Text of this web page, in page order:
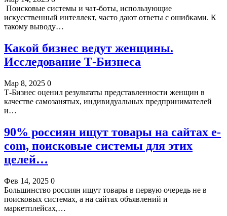
Поисковые системы и чат-боты, использующие
искусственный интеллект, часто дают ответы с ошибками. К
такому выводу…
Какой бизнес ведут женщины.
Исследование Т-Бизнеса
Мар 8, 2025 0
Т-Бизнес оценил результаты представленности женщин в
качестве самозанятых, индивидуальных предпринимателей
и…
90% россиян ищут товары на сайтах e-
com, поисковые системы для этих
целей…
Фев 14, 2025 0
Большинство россиян ищут товары в первую очередь не в
поисковых системах, а на сайтах объявлений и
маркетплейсах,…